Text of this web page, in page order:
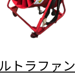
トラファン